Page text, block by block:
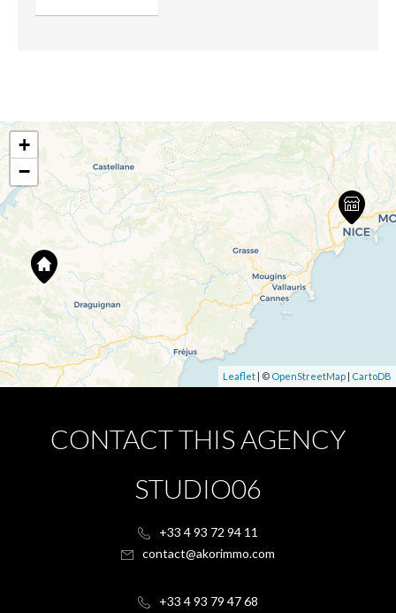
+
−
Leaflet | © OpenStreetMap | CartoDB
CONTACT THIS AGENCY
STUDIO06
+33 4 93 72 94 11
contact@akorimmo.com
+33 4 93 79 47 68